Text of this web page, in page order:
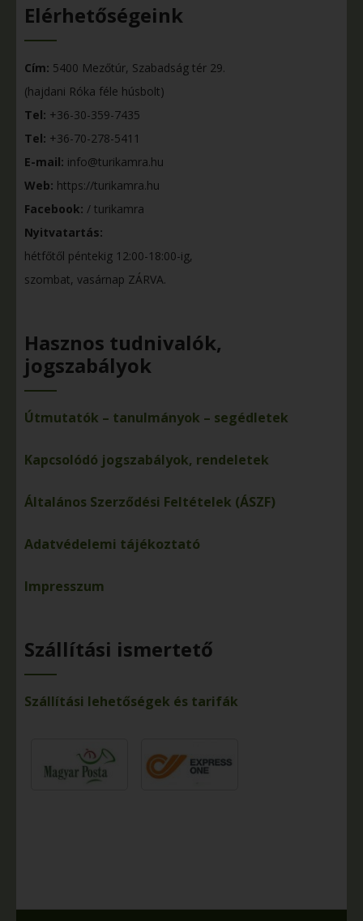
Elérhetőségeink
Cím: 5400 Mezőtúr, Szabadság tér 29.
(hajdani Róka féle húsbolt)
Tel: +36-30-359-7435
Tel: +36-70-278-5411
E-mail: info@turikamra.hu
Web: https://turikamra.hu
Facebook: / turikamra
Nyitvatartás:
hétfőtől péntekig 12:00-18:00-ig,
szombat, vasárnap ZÁRVA.
Hasznos tudnivalók,
jogszabályok
Útmutatók – tanulmányok – segédletek
Kapcsolódó jogszabályok, rendeletek
Általános Szerződési Feltételek (ÁSZF)
Adatvédelemi tájékoztató
Impresszum
Szállítási ismertető
Szállítási lehetőségek és tarifák